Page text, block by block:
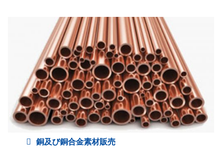
銅及び銅合金素材販売